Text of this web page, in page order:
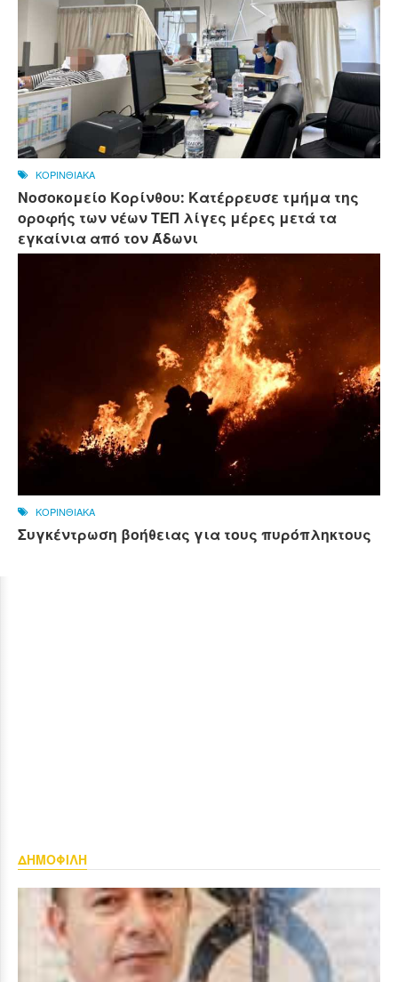
ΚΟΡΙΝΘΙΑΚΑ
Νοσοκομείο Κορίνθου: Κατέρρευσε τμήμα της
οροφής των νέων ΤΕΠ λίγες μέρες μετά τα
εγκαίνια από τον Άδωνι
ΚΟΡΙΝΘΙΑΚΑ
Συγκέντρωση βοήθειας για τους πυρόπληκτους
ΔΗΜΟΦΙΛΗ